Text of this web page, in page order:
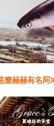
麼赫赫有名阿